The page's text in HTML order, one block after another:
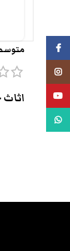
فيسبوك
انستجرام
يوتيوب